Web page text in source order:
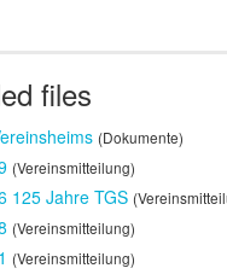
files
(Dokumente)
(Vereinsmitteilung)
125 Jahre TGS
(Vereinsmitteilung)
(Vereinsmitteilung)